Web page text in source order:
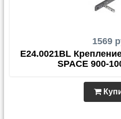
1569
E24.0021BL
SPACE 900-